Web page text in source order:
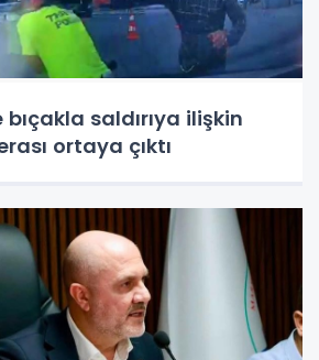
saldırıya ilişkin
ortaya çıktı